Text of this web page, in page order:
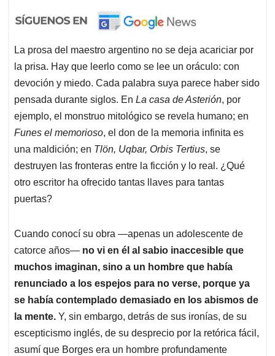
La prosa del maestro argentino no se deja acariciar por
la prisa. Hay que leerlo como se lee un oráculo: con
devoción y miedo. Cada palabra suya parece haber sido
pensada durante siglos. En La casa de Asterión, por
ejemplo, el monstruo mitológico se revela humano; en
Funes el memorioso, el don de la memoria infinita es
una maldición; en Tlön, Uqbar, Orbis Tertius, se
destruyen las fronteras entre la ficción y lo real. ¿Qué
otro escritor ha ofrecido tantas llaves para tantas
puertas?
Cuando conocí su obra —apenas un adolescente de
catorce años— no vi en él al sabio inaccesible que
muchos imaginan, sino a un hombre que había
renunciado a los espejos para no verse, porque ya
se había contemplado demasiado en los abismos de
la mente. Y, sin embargo, detrás de sus ironías, de su
escepticismo inglés, de su desprecio por la retórica fácil,
asumí que Borges era un hombre profundamente